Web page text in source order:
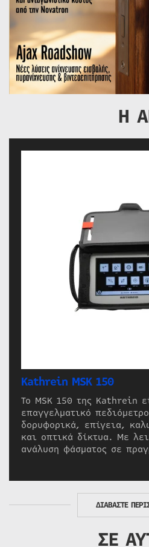
Η
Kathrein MSK 150
Το MSK 150 της Kathrein
επαγγελματικό
δορυφορικά, επίγεια,
και οπτικά δίκτυα. Με
ανάλυση φάσματος σε
ΔΙΑΒΑΣΤΕ
ΣΕ